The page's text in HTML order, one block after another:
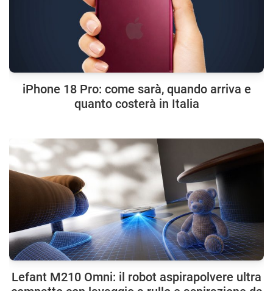
iPhone 18 Pro: come sarà, quando arriva e
quanto costerà in Italia
Lefant M210 Omni: il robot aspirapolvere ultra